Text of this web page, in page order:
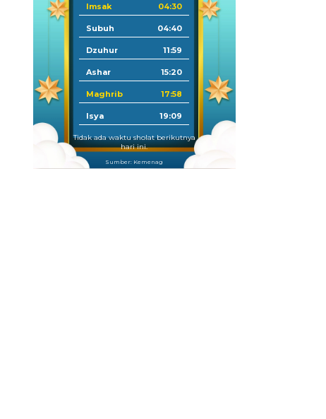
Imsak 04:30
Subuh 04:40
Dzuhur 11:59
Ashar 15:20
Maghrib 17:58
Isya 19:09
Tidak ada waktu sholat berikutnya
hari ini.
Sumber: Kemenag